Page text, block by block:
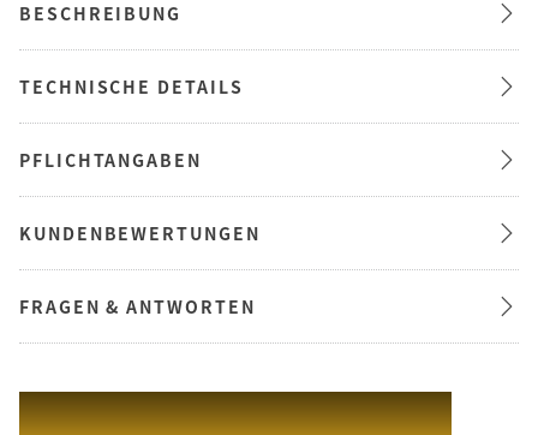
BESCHREIBUNG
TECHNISCHE DETAILS
PFLICHTANGABEN
KUNDENBEWERTUNGEN
FRAGEN & ANTWORTEN